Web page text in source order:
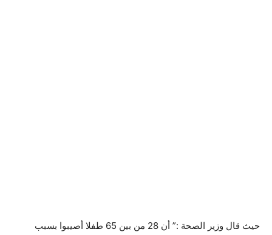
حيث قال وزير الصحة :” أن 28 من بين 65 طفلا أصيبوا بسبب